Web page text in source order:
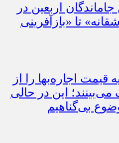
اربعین در
تا «بازآفرینی
اجاره‌بها را از
این در حالی
بی‌گناهیم